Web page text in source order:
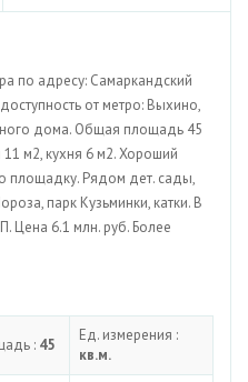
по адресу: Самаркандский
от метро: Выхино,
дома. Общая площадь 45
м2, кухня 6 м2. Хороший
площадку. Рядом дет. сады,
парк Кузьминки, катки. В
Цена 6.1 млн. руб. Более
: 45
Ед. измерения :
кв.м.